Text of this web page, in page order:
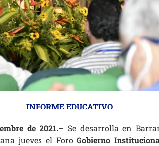
INFORME EDUCATIVO
de 2021.– Se desarrolla en
jueves el ForoGobierno